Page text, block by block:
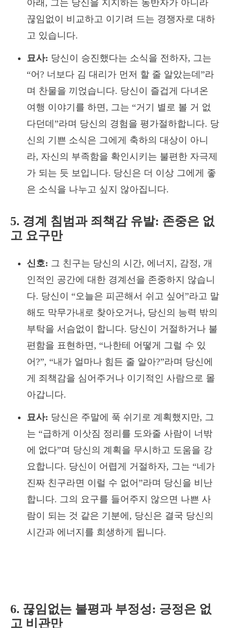
아래, 그는 당신을 지지하는 동반자가 아니라
끊임없이 비교하고 이기려 드는 경쟁자로 대하
고 있습니다.
묘사: 당신이 승진했다는 소식을 전하자, 그는
“어? 너보다 김 대리가 먼저 할 줄 알았는데”라
며 찬물을 끼얹습니다. 당신이 즐겁게 다녀온
여행 이야기를 하면, 그는 “거기 별로 볼 거 없
다던데”라며 당신의 경험을 평가절하합니다. 당
신의 기쁜 소식은 그에게 축하의 대상이 아니
라, 자신의 부족함을 확인시키는 불편한 자극제
가 되는 듯 보입니다. 당신은 더 이상 그에게 좋
은 소식을 나누고 싶지 않아집니다.
5. 경계 침범과 죄책감 유발: 존중은 없
고 요구만
신호: 그 친구는 당신의 시간, 에너지, 감정, 개
인적인 공간에 대한 경계선을 존중하지 않습니
다. 당신이 “오늘은 피곤해서 쉬고 싶어”라고 말
해도 막무가내로 찾아오거나, 당신의 능력 밖의
부탁을 서슴없이 합니다. 당신이 거절하거나 불
편함을 표현하면, “나한테 어떻게 그럴 수 있
어?”, “내가 얼마나 힘든 줄 알아?”라며 당신에
게 죄책감을 심어주거나 이기적인 사람으로 몰
아갑니다.
묘사: 당신은 주말에 푹 쉬기로 계획했지만, 그
는 “급하게 이삿짐 정리를 도와줄 사람이 너밖
에 없다”며 당신의 계획을 무시하고 도움을 강
요합니다. 당신이 어렵게 거절하자, 그는 “네가
진짜 친구라면 이럴 수 없어”라며 당신을 비난
합니다. 그의 요구를 들어주지 않으면 나쁜 사
람이 되는 것 같은 기분에, 당신은 결국 당신의
시간과 에너지를 희생하게 됩니다.
6. 끊임없는 불평과 부정성: 긍정은 없
고 비관만